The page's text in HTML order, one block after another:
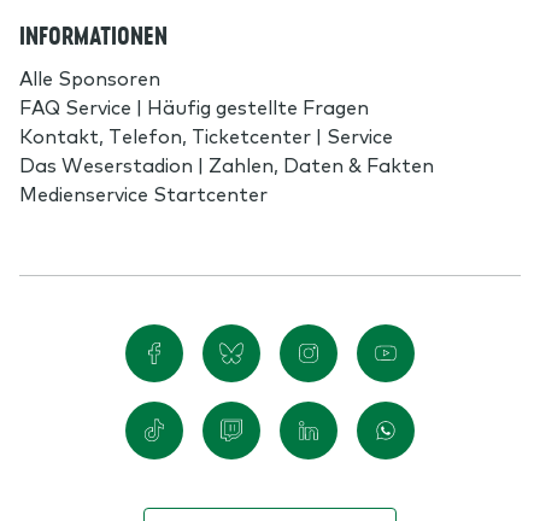
INFORMATIONEN
Alle Sponsoren
FAQ Service | Häufig gestellte Fragen
Kontakt, Telefon, Ticketcenter | Service
Das Weserstadion | Zahlen, Daten & Fakten
Medienservice Startcenter